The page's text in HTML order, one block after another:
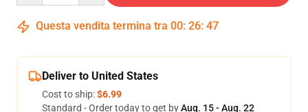
Questa vendita termina tra 00: 26: 46
Deliver to United States
Cost to ship:$6.99
Standard - Order today to get byAug. 15 - Aug. 22